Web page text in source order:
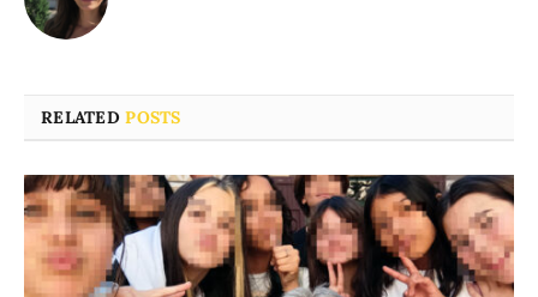
RELATEDPOSTS